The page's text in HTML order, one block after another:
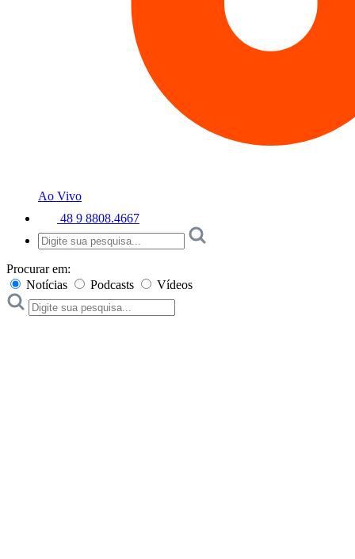
Ao Vivo
48 9 8808.4667
Procurar em:
Notícias
Podcasts Vídeos